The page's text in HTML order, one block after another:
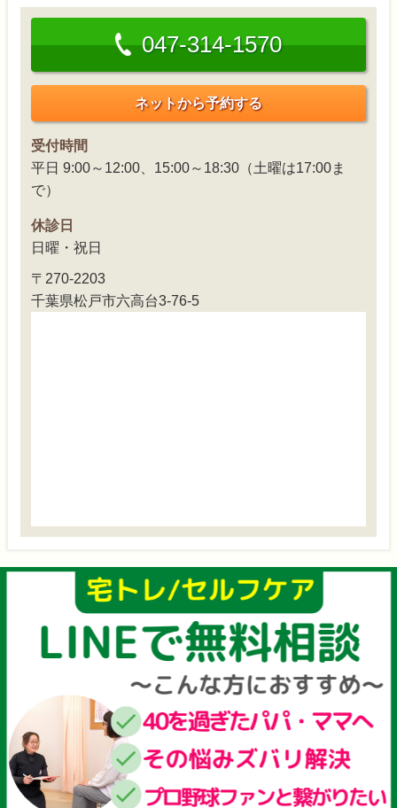
047-314-1570
ネットから予約する
受付時間
平日 9:00～12:00、15:00～18:30（土曜は17:00ま
で）
休診日
日曜・祝日
〒270-2203
千葉県松戸市六高台3-76-5